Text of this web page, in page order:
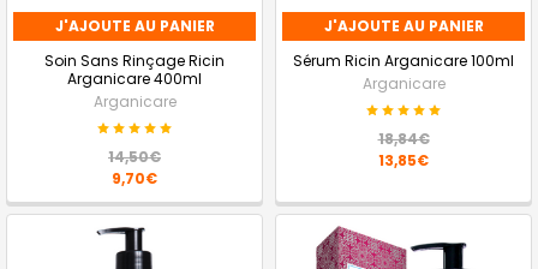
J'AJOUTE AU PANIER
Soin Sans Rinçage Ricin
Arganicare 400ml
Arganicare
14,50€
9,70€
J'AJOUTE AU PANIER
Sérum Ricin Arganicare 100ml
Arganicare
18,84€
13,85€